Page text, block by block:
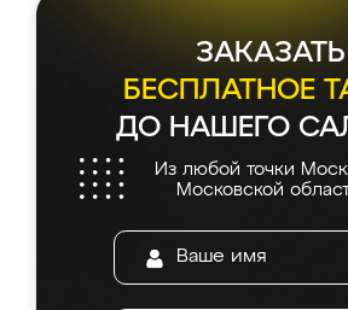
ЗАКАЗАТЬ
БЕСПЛАТНОЕ
ДО НАШЕГО
Из любой точки
Московской